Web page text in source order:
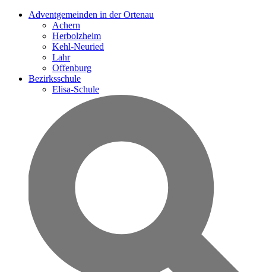
Adventgemeinden in der Ortenau
Achern
Herbolzheim
Kehl-Neuried
Lahr
Offenburg
Bezirksschule
Elisa-Schule